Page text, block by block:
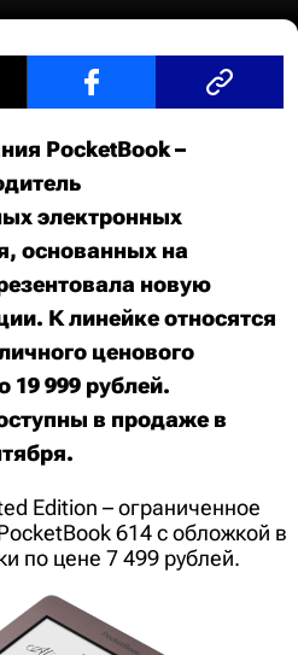
PocketBook –
электронных
основанных на
новую
К линейке относятся
ценового
19 999 рублей.
в продаже в
Edition – ограниченное
614 с обложкой в
по цене 7 499 рублей.